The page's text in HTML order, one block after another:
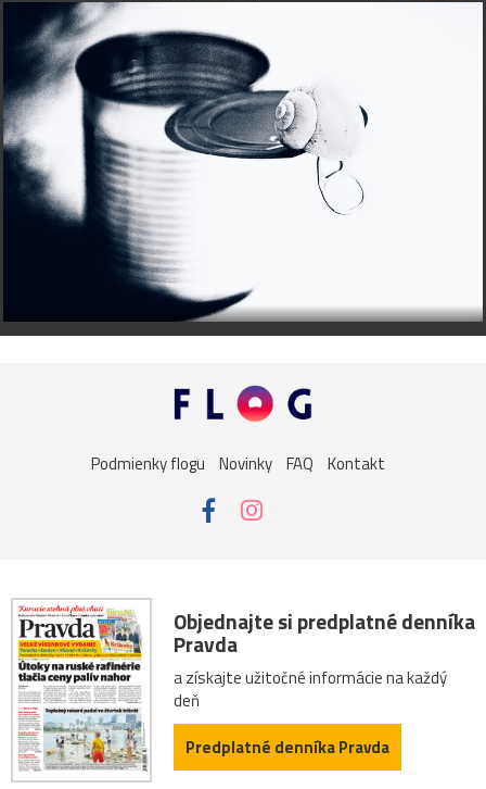
Podmienky flogu Novinky FAQ Kontakt
Objednajte si predplatné denníka
Pravda
a získajte užitočné informácie na každý
deň
Predplatné denníka Pravda